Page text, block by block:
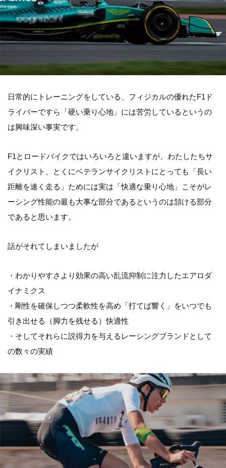
日常的にトレーニングをしている、フィジカルの優れたF1ド
ライバーですら「硬い乗り心地」には苦労しているというの
は興味深い事実です。
F1とロードバイクではいろいろと違いますが、わたしたちサ
イクリスト、とくにベテランサイクリストにとっても「長い
距離を速く走る」ためには実は「快適な乗り心地」こそがレ
ーシング性能の最も大事な部分であるというのは頷ける部分
であると思います。
話がそれてしまいましたが
・わかりやすさより効果の高い乱流抑制に注力したエアロダ
イナミクス
・剛性を確保しつつ柔軟性を高め「打てば響く」をいつでも
引き出せる（脚力を残せる）快適性
・そしてそれらに説得力を与えるレーシングブランドとして
の数々の実績